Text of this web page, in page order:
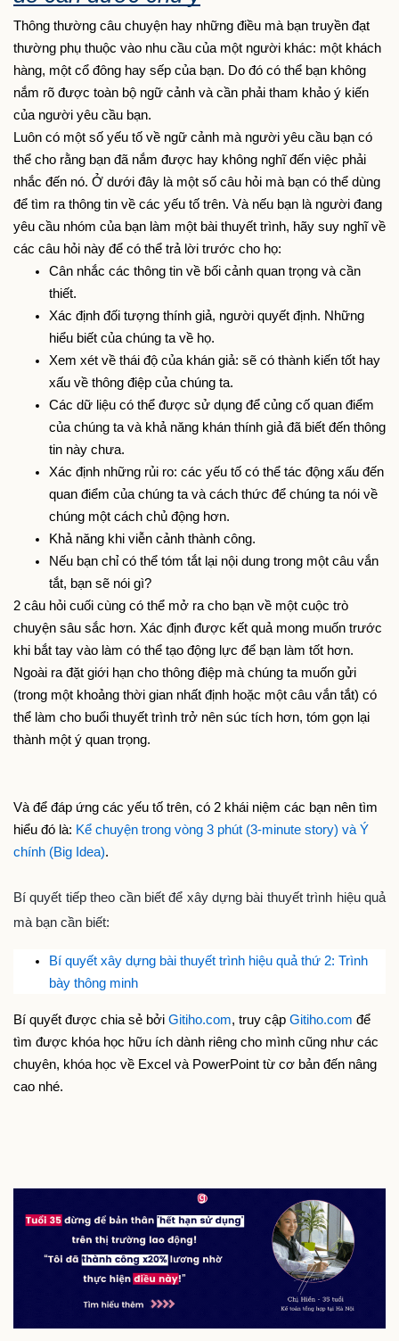
Thông thường câu chuyện hay những điều mà bạn truyền đạt
thường phụ thuộc vào nhu cầu của một người khác: một khách
hàng, một cổ đông hay sếp của bạn. Do đó có thể bạn không
nắm rõ được toàn bộ ngữ cảnh và cần phải tham khảo ý kiến
của người yêu cầu bạn.
Luôn có một số yếu tố về ngữ cảnh mà người yêu cầu bạn có
thể cho rằng bạn đã nắm được hay không nghĩ đến việc phải
nhắc đến nó. Ở dưới đây là một số câu hỏi mà bạn có thể dùng
để tìm ra thông tin về các yếu tố trên. Và nếu bạn là người đang
yêu cầu nhóm của bạn làm một bài thuyết trình, hãy suy nghĩ về
các câu hỏi này để có thể trả lời trước cho họ:
Cân nhắc các thông tin về bối cảnh quan trọng và cần
thiết.
Xác định đối tượng thính giả, người quyết định. Những
hiểu biết của chúng ta về họ.
Xem xét về thái độ của khán giả: sẽ có thành kiến tốt hay
xấu về thông điệp của chúng ta.
Các dữ liệu có thể được sử dụng để củng cố quan điểm
của chúng ta và khả năng khán thính giả đã biết đến thông
tin này chưa.
Xác định những rủi ro: các yếu tố có thể tác động xấu đến
quan điểm của chúng ta và cách thức để chúng ta nói về
chúng một cách chủ động hơn.
Khả năng khi viễn cảnh thành công.
Nếu bạn chỉ có thể tóm tắt lại nội dung trong một câu vắn
tắt, bạn sẽ nói gì?
2 câu hỏi cuối cùng có thể mở ra cho bạn về một cuộc trò
chuyện sâu sắc hơn. Xác định được kết quả mong muốn trước
khi bắt tay vào làm có thể tạo động lực để bạn làm tốt hơn.
Ngoài ra đặt giới hạn cho thông điệp mà chúng ta muốn gửi
(trong một khoảng thời gian nhất định hoặc một câu vắn tắt) có
thể làm cho buổi thuyết trình trở nên súc tích hơn, tóm gọn lại
thành một ý quan trọng.
Và để đáp ứng các yếu tố trên, có 2 khái niệm các bạn nên tìm
hiểu đó là: Kể chuyện trong vòng 3 phút (3-minute story) và Ý
chính (Big Idea).
Bí quyết tiếp theo cần biết để xây dựng bài thuyết trình hiệu quả
mà bạn cần biết:
Bí quyết xây dựng bài thuyết trình hiệu quả thứ 2: Trình
bày thông minh
Bí quyết được chia sẻ bởi Gitiho.com, truy cập Gitiho.com để
tìm được khóa học hữu ích dành riêng cho mình cũng như các
chuyên, khóa học về Excel và PowerPoint từ cơ bản đến nâng
cao nhé.